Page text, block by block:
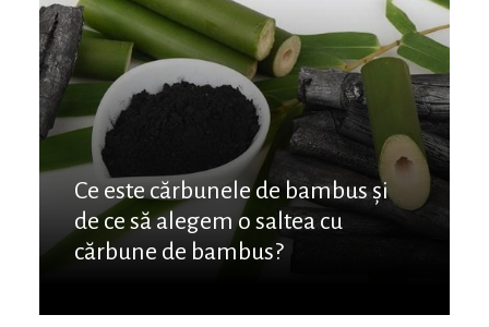
Ce este cărbunele de bambus și
de ce să alegem o saltea cu
cărbune de bambus?